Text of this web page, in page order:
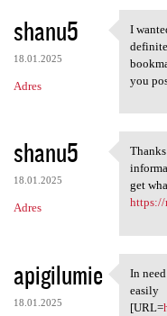
shanu5
18.01.2025
Adres
I
I
you
shanu5
18.01.2025
Adres
get
https://
apigilumie
18.01.2025
In
In
easily
[URL=